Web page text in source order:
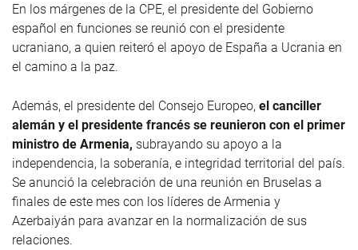
En los márgenes de la CPE, el presidente del Gobierno
español en funciones se reunió con el presidente
ucraniano, a quien reiteró el apoyo de España a Ucrania en
el camino a la paz.
Además, el presidente del Consejo Europeo, el canciller
alemán y el presidente francés se reunieron con el primer
ministro de Armenia, subrayando su apoyo a la
independencia, la soberanía, e integridad territorial del país.
Se anunció la celebración de una reunión en Bruselas a
finales de este mes con los líderes de Armenia y
Azerbaiyán para avanzar en la normalización de sus
relaciones.